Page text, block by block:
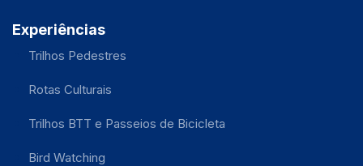
Experiências
Trilhos Pedestres
Rotas Culturais
Trilhos BTT e Passeios de Bicicleta
Bird Watching